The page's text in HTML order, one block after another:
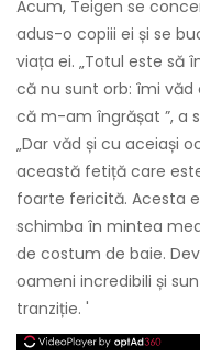
Acum, Teigen se
adus-o copiii ei și se
viața ei. „Totul este să
că nu sunt orb: îmi
că m-am îngrășat ”, a
„Dar văd și cu aceiași
această fetiță care
foarte fericită. Acesta
schimba în mintea
de costum de baie.
oameni incredibili și
tranziție. '